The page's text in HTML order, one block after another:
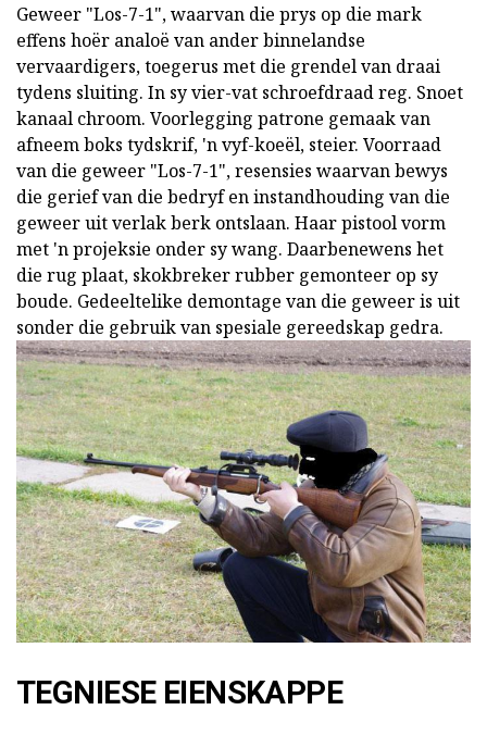
Geweer "Los-7-1", waarvan die prys op die mark
effens hoër analoë van ander binnelandse
vervaardigers, toegerus met die grendel van draai
tydens sluiting. In sy vier-vat schroefdraad reg. Snoet
kanaal chroom. Voorlegging patrone gemaak van
afneem boks tydskrif, 'n vyf-koeël, steier. Voorraad
van die geweer "Los-7-1", resensies waarvan bewys
die gerief van die bedryf en instandhouding van die
geweer uit verlak berk ontslaan. Haar pistool vorm
met 'n projeksie onder sy wang. Daarbenewens het
die rug plaat, skokbreker rubber gemonteer op sy
boude. Gedeeltelike demontage van die geweer is uit
sonder die gebruik van spesiale gereedskap gedra.
TEGNIESE EIENSKAPPE